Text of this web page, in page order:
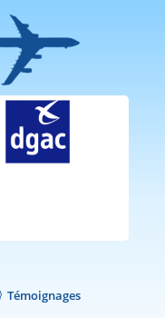
Témoignages